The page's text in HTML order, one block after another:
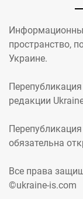
пространство,
Украине.
редакции
обязательна
Все права
©ukraine-is.com